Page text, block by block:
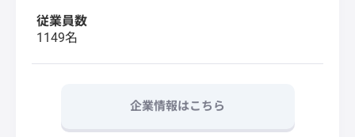
従業員数
1149名
企業情報はこちら